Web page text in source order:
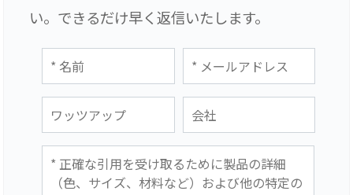
い。できるだけ早く返信いたします。